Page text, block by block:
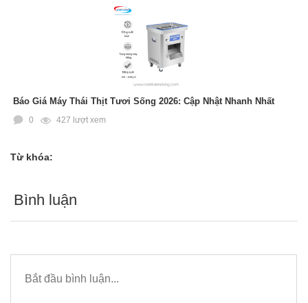
Báo Giá Máy Thái Thịt Tươi Sống 2026: Cập Nhật Nhanh Nhất
0 427 lượt xem
Từ khóa:
Bình luận